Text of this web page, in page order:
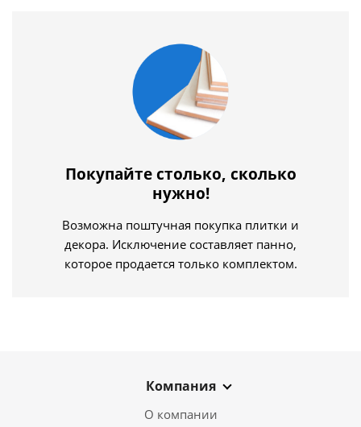
Покупайте столько, сколько
нужно!
Возможна поштучная покупка плитки и
декора. Исключение составляет панно,
которое продается только комплектом.
Компания
О компании